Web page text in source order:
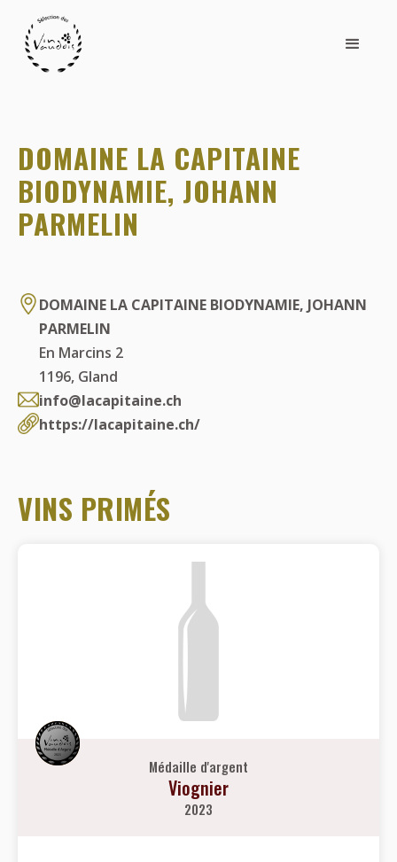
DOMAINE LA CAPITAINE
BIODYNAMIE, JOHANN
PARMELIN
DOMAINE LA CAPITAINE BIODYNAMIE, JOHANN
PARMELIN
En Marcins 2
1196, Gland
info@lacapitaine.ch
https://lacapitaine.ch/
VINS PRIMÉS
Médaille d'argent
Viognier
2023